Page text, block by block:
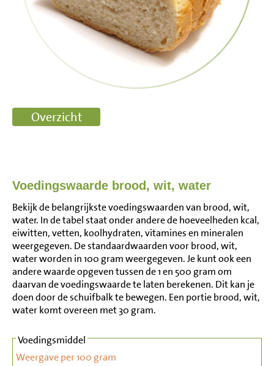
Voedingswaarde brood, wit, water
Bekijk de belangrijkste voedingswaarden van brood, wit,
water. In de tabel staat onder andere de hoeveelheden kcal,
eiwitten, vetten, koolhydraten, vitamines en mineralen
weergegeven. De standaardwaarden voor brood, wit,
water worden in 100 gram weergegeven. Je kunt ook een
andere waarde opgeven tussen de 1 en 500 gram om
daarvan de voedingswaarde te laten berekenen. Dit kan je
doen door de schuifbalk te bewegen. Een portie brood, wit,
water komt overeen met 30 gram.
Voedingsmiddel
Weergave per 100 gram